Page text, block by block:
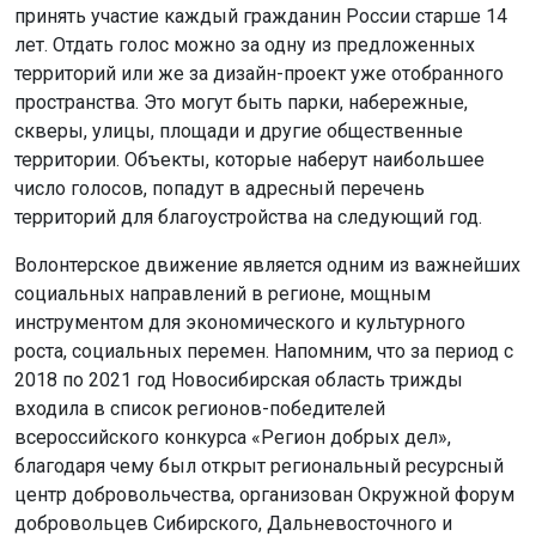
принять участие каждый гражданин России старше 14
лет. Отдать голос можно за одну из предложенных
территорий или же за дизайн-проект уже отобранного
пространства. Это могут быть парки, набережные,
скверы, улицы, площади и другие общественные
территории. Объекты, которые наберут наибольшее
число голосов, попадут в адресный перечень
территорий для благоустройства на следующий год.
Волонтерское движение является одним из важнейших
социальных направлений в регионе, мощным
инструментом для экономического и культурного
роста, социальных перемен. Напомним, что за период с
2018 по 2021 год Новосибирская область трижды
входила в список регионов-победителей
всероссийского конкурса «Регион добрых дел»,
благодаря чему был открыт региональный ресурсный
центр добровольчества, организован Окружной форум
добровольцев Сибирского, Дальневосточного и